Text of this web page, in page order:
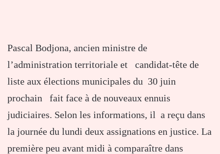
Pascal Bodjona, ancien ministre de
l’administration territoriale et candidat-tête de
liste aux élections municipales du 30 juin
prochain fait face à de nouveaux ennuis
judiciaires. Selon les informations, il a reçu dans
la journée du lundi deux assignations en justice. La
première peu avant midi à comparaître dans